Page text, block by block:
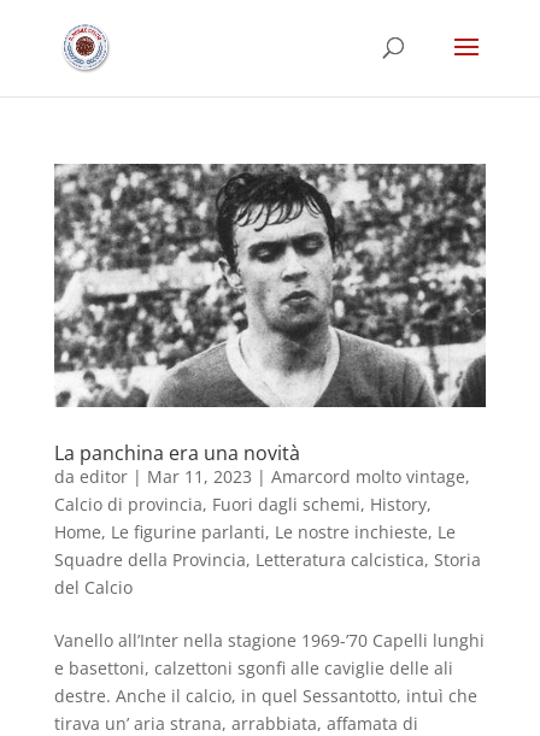
La panchina era una novità
da editor| Mar 11, 2023 | Amarcord molto vintage,
Calcio di provincia, Fuori dagli schemi, History,
Home, Le figurine parlanti, Le nostre inchieste, Le
Squadre della Provincia, Letteratura calcistica, Storia
del Calcio
Vanello all’Inter nella stagione 1969-’70 Capelli lunghi
e basettoni, calzettoni sgonfi alle caviglie delle ali
destre. Anche il calcio, in quel Sessantotto, intuì che
tirava un’ aria strana, arrabbiata, affamata di